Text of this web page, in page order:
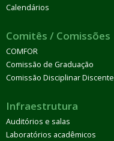
Calendários
Comitês / Comissões
COMFOR
Comissão de Graduação
Comissão Disciplinar Discente
Infraestrutura
Auditórios e salas
Laboratórios acadêmicos